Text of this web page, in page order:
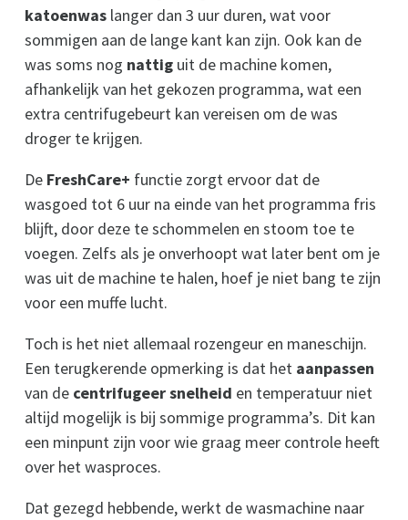
katoenwas langer dan 3 uur duren, wat voor
sommigen aan de lange kant kan zijn. Ook kan de
was soms nog nattig uit de machine komen,
afhankelijk van het gekozen programma, wat een
extra centrifugebeurt kan vereisen om de was
droger te krijgen.
De FreshCare+ functie zorgt ervoor dat de
wasgoed tot 6 uur na einde van het programma fris
blijft, door deze te schommelen en stoom toe te
voegen. Zelfs als je onverhoopt wat later bent om je
was uit de machine te halen, hoef je niet bang te zijn
voor een muffe lucht.
Toch is het niet allemaal rozengeur en maneschijn.
Een terugkerende opmerking is dat het aanpassen
van de centrifugeer snelheid en temperatuur niet
altijd mogelijk is bij sommige programma’s. Dit kan
een minpunt zijn voor wie graag meer controle heeft
over het wasproces.
Dat gezegd hebbende, werkt de wasmachine naar